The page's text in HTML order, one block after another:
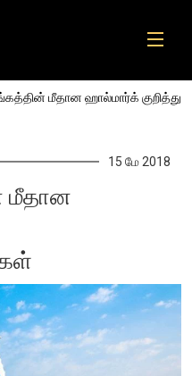
மீதான ஹால்மார்க் குறித்து
15 மே 2018
மீதான